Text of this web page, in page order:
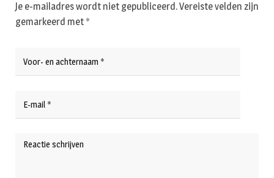
Je e-mailadres wordt niet gepubliceerd.Vereiste velden zijn
gemarkeerd met *